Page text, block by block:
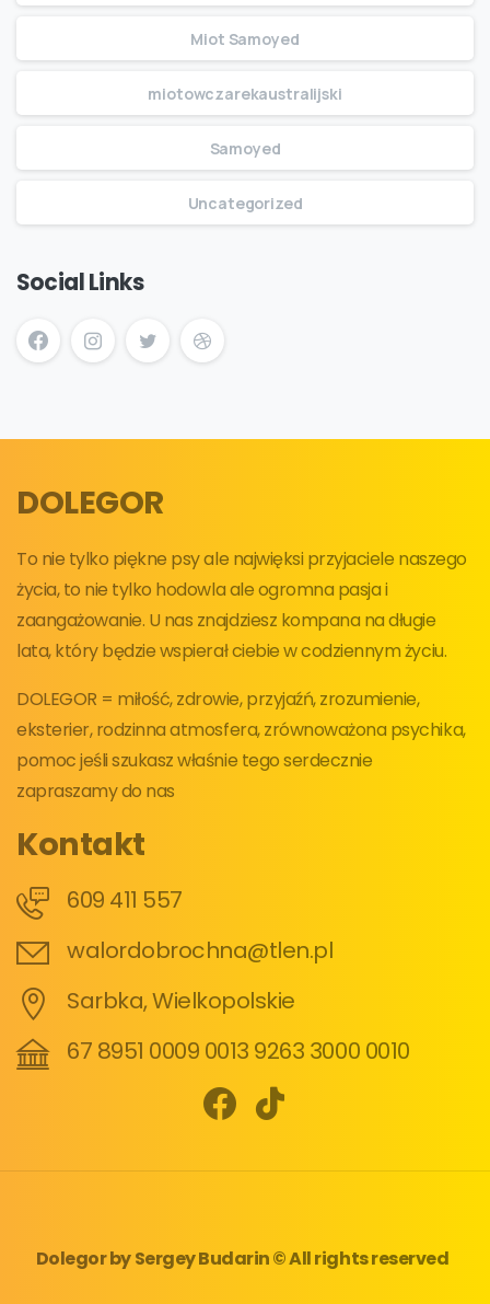
Miot Samoyed
miotowczarekaustralijski
Samoyed
Uncategorized
Social Links
DOLEGOR
To nie tylko piękne psy ale najwięksi przyjaciele naszego
życia, to nie tylko hodowla ale ogromna pasja i
zaangażowanie. U nas znajdziesz kompana na długie
lata, który będzie wspierał ciebie w codziennym życiu.
DOLEGOR = miłość, zdrowie, przyjaźń, zrozumienie,
eksterier, rodzinna atmosfera, zrównoważona psychika,
pomoc jeśli szukasz właśnie tego serdecznie
zapraszamy do nas
Kontakt
609 411 557
walordobrochna@tlen.pl
Sarbka, Wielkopolskie
67 8951 0009 0013 9263 3000 0010
DolegorbySergey Budarin© All rights reserved